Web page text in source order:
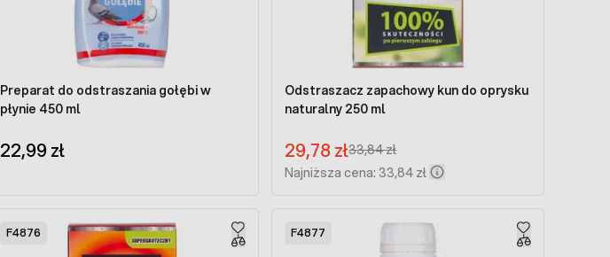
Preparat do odstraszania gołębi w
płynie 450 ml
22,99 zł
Odstraszacz zapachowy kun do oprysku
naturalny 250 ml
Cena promocyjna:
29,78 złRegular Price:
33,84 zł
Najniższa cena: 33,84 zł
F4876 F4877